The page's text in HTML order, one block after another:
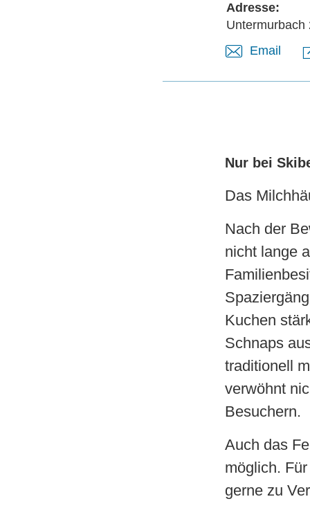
Adresse:
Untermurbach
Email
Nur bei
Das
Nach der
nicht lange
Kuchen
Schnaps
traditionell
verwöhnt
Besuchern.
Auch das
möglich.
gerne zu